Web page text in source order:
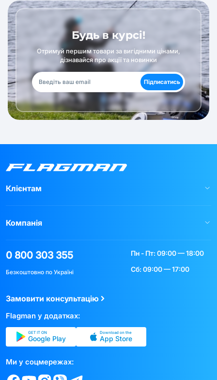
Будь в курсі!
Отримуй першим товари за вигідними цінами,
дізнавайся про акції та новинки
Підписатись
Клієнтам
Компанія
0 800 303 355
Безкоштовно по Україні
Пн - Пт: 09:00 — 18:00
Сб: 09:00 — 17:00
Замовити консультацію
Flagman у додатках:
GET IT ON
Google Play
Download on the
App Store
Ми у соцмережах: